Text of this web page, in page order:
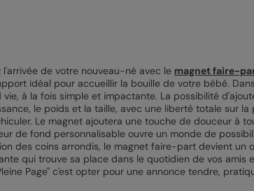
l'arrivée de votre nouveau-né avec le magnet faire-
idéal pour accueillir la bouille de votre bébé.
à la fois simple et impactante. La possibilité
le poids et la taille, avec une liberté totale sur
Le magnet ajoutera une touche de douceur à
de fond personnalisable ouvre un monde de
des coins arrondis, le magnet faire-part devient un
qui trouve sa place dans le quotidien de vos
Page" c'est opter pour une annonce tendre,